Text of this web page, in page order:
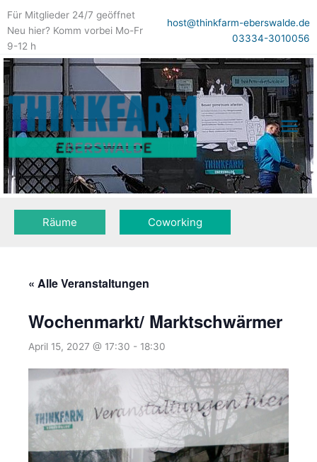
Für Mitglieder 24/7 geöffnet
Neu hier? Komm vorbei Mo-Fr
9-12 h
host@thinkfarm-eberswalde.de
03334-3010056
Räume Coworking
« Alle Veranstaltungen
Wochenmarkt/ Marktschwärmer
April 15, 2027 @ 17:30 - 18:30